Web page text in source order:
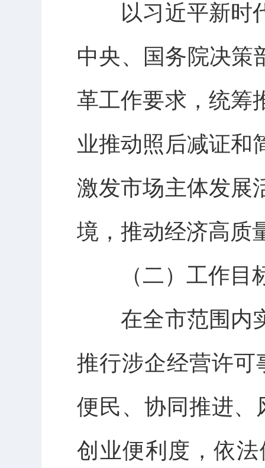
以习近平新时代
中央、国务院决策
革工作要求，统筹
业推动照后减证和
激发市场主体发展
境，推动经济高质
（二）工作目
在全市范围内实
推行涉企经营许可
便民、协同推进、
创业便利度，依